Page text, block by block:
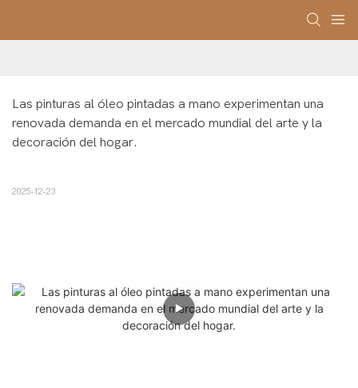
Las pinturas al óleo pintadas a mano experimentan una
renovada demanda en el mercado mundial del arte y la
decoración del hogar.
2025-12-23